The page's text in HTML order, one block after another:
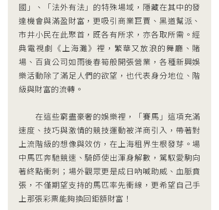
國」、「法外有法」的特殊場域，隱藏在其中的發
達機會與滿盈財富，更吸引商業巨賈、黑道幫派、
市井小民在此聚首，既各有所求，亦各取所需。經
典電視劇《上海灘》裡，繁華又放浪的舞廳、賭
場、百貨公司如雨後春筍般開張營業，各種新興娛
樂活動除了滿足人們的欲望，也代表身分地位、階
級與財富的流轉。
在這些窮盡豪奢的娛樂裡，「賽馬」這項充滿
速度、技巧與激情的競技運動被洋商引入，帶著對
上流階級的想像與效仿，在上海租界生根發芽。場
中馬匹奔馳競速、騎師使出渾身解數，駕馭愛駒向
著終點衝刺；場外觀眾更是成日吶喊助威、血脈賁
張，不僅期望支持的馬匹率先衝線，更希望自己手
上那張彩票能夠換回鉅額財富！